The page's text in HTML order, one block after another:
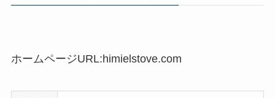
ホームページURL:himielstove.com